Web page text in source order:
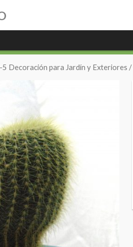
5 Decoración para Jardín y Exteriores /